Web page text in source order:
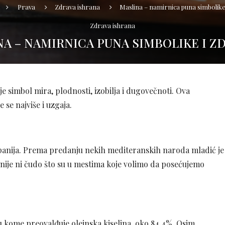
Prava Zdrava ishrana Maslina – namirnica puna
Zdrava ishrana
– NAMIRNICA PUNA SIMBOLIKE I
simbol mira, plodnosti, izobilja i dugovečnoti. Ova
najviše i uzgaja.
Prema predanju nekih mediteranskih naroda mladić je
ni čudo što su u mestima koje volimo da posećujemo